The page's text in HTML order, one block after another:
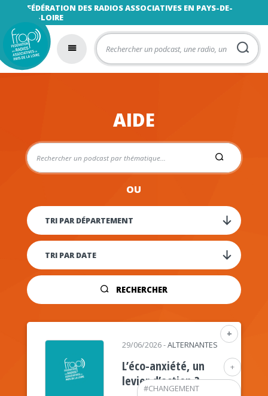
FÉDÉRATION DES RADIOS ASSOCIATIVES EN PAYS-DE-
LA-LOIRE
AIDE
OU
RECHERCHER
+
+
#CHANGEMENT
29/06/2026-ALTERNANTES
L’éco-anxiété, un
levier d’action ?